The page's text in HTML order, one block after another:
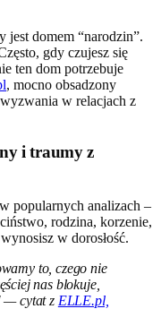
domem “narodzin”.
gdy czujesz się
ten dom potrzebuje
, mocno obsadzony
w relacjach z
i traumy z
popularnych analizach –
rodzina, korzenie,
w dorosłość.
to, czego nie
nas blokuje,
— cytat z ELLE.pl,